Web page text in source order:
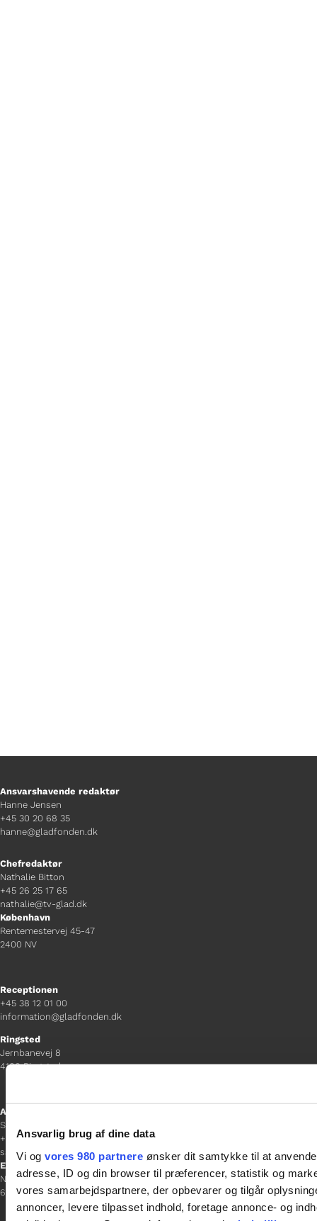
Ansvarlig brug af dine data
Vi og vores 980 partnere ønsker dit samtykke til at
adresse, ID og din browser til præferencer, statistik og
vores samarbejdspartnere, der opbevarer og tilgår
annoncer, levere tilpasset indhold, foretage annonce- og
Ansvarshavende redaktør
Hanne Jensen
+45 30 20 68 35
hanne@gladfonden.dk
Chefredaktør
Nathalie Bitton
+45 26 25 17 65
nathalie@tv-glad.dk
København
Rentemestervej 45-47
2400 NV
Receptionen
+45 38 12 01 00
information@gladfonden.dk
Ringsted
Jernbanevej 8
4100 Ringsted
Afdelingschef
Sacha Lohmann Weiss
+45 40 27 91 11
sacha.lw@gladfonden.dk
Esbjerg
Norgesgade 1, 2. sal
6700 Esbjerg